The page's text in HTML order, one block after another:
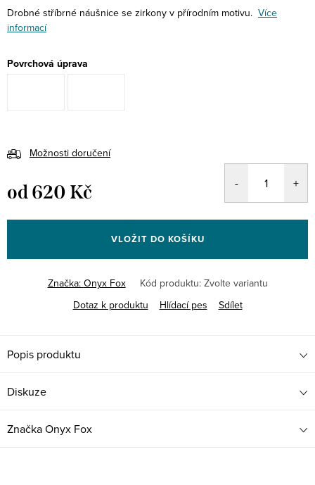
Drobné stříbrné náušnice se zirkony v přírodním motivu. Více
informací
Povrchová úprava
Možnosti doručení
od620 Kč
cena:
VLOŽIT DO KOŠÍKU
Značka: Onyx Fox Kód produktu: Zvolte variantu
Dotaz k produktu
Hlídací pes Sdílet
Popis produktu
Diskuze
ZnačkaOnyx Fox